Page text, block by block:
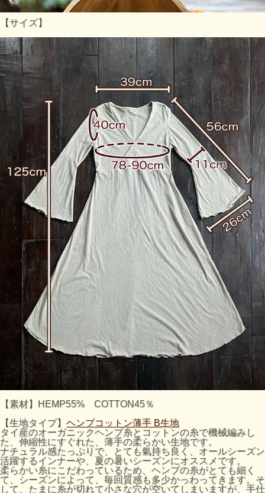
【サイズ】
【素材】HEMP55% COTTON45％
【生地タイプ】 ヘンプコットン薄手 B生地
タイ産のオーガニックヘンプ糸とコットンの糸で機械編みし
た、伸縮性にすぐれた、薄手の柔らかい生地です。
ナチュラル感たっぷりで、とても氣持ち良く、オールシーズン
活躍するインナーや、夏の暑いシーズンにオススメです。
柔らかい糸にこだわっているため、ヘンプの糸がとても細く
て、シーズンによって、毎回質感も多少かっわってきます。そ
して、たまに糸が切れて小さな穴が空いてしまいますが、手仕